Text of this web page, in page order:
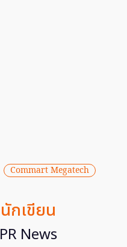
Commart Megatech
นักเขียน
PR News